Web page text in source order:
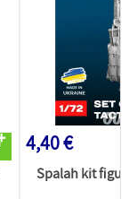
4,40 €
Spalah kit